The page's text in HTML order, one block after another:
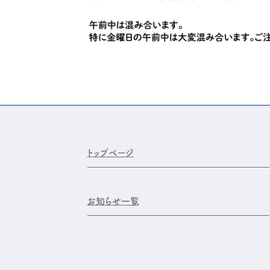
トップページ
お知らせ一覧